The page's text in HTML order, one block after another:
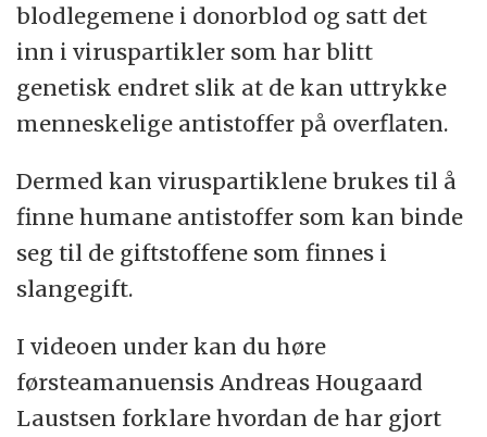
til å trekke pusten.
Forskergruppen viser i den nye studien at
antistoffene kan stoppe dendrotoksinene.
Cecilie Knudsen forteller at laget også har
funnet antimaterier mot Alpha-
nevrotoksinene, men at de ikke har nådd til
å teste dem enda.
Bittsted og kroppsstørrelse avgjør hvor
lenge man kan overleve uten hjelp, men det
kan være bare noen timer.
blodlegemene i donorblod og satt det
inn i viruspartikler som har blitt
genetisk endret slik at de kan uttrykke
menneskelige antistoffer på overflaten.
Dermed kan viruspartiklene brukes til å
finne humane antistoffer som kan binde
seg til de giftstoffene som finnes i
slangegift.
I videoen under kan du høre
førsteamanuensis Andreas Hougaard
Laustsen forklare hvordan de har gjort